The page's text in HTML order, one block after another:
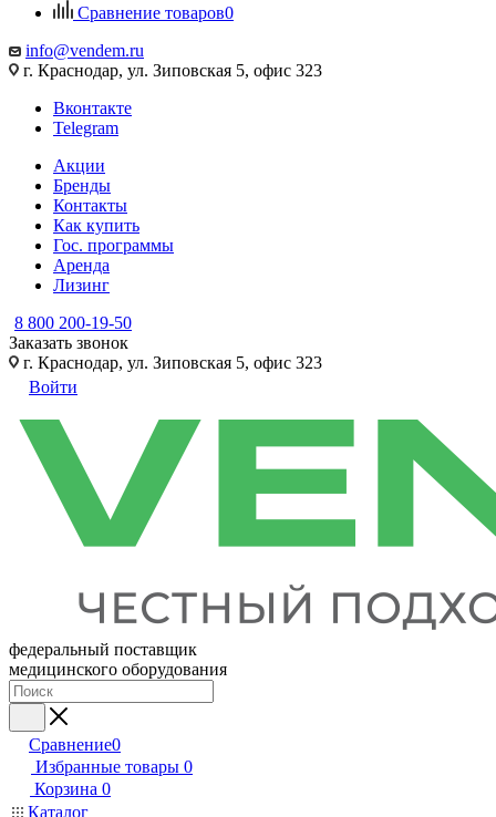
Сравнение товаров0
info@vendem.ru
г. Краснодар, ул. Зиповская 5, офис 323
Вконтакте
Telegram
Акции
Бренды
Контакты
Как купить
Гос. программы
Аренда
Лизинг
8 800 200-19-50
Заказать звонок
г. Краснодар, ул. Зиповская 5, офис 323
Войти
федеральный поставщик
медицинского оборудования
Сравнение0
Избранные товары 0
Корзина 0
Каталог